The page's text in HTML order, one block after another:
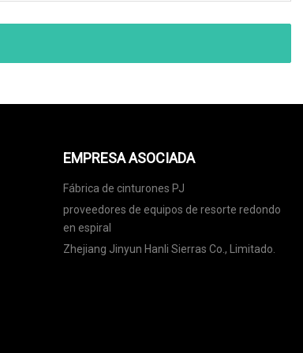
EMPRESA ASOCIADA
Fábrica de cinturones PJ
proveedores de equipos de resorte redondo
en espiral
Zhejiang Jinyun Hanli Sierras Co., Limitado.